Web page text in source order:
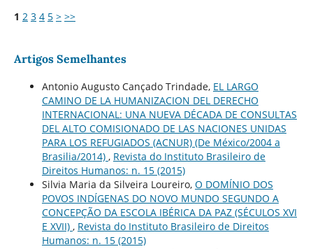
1 2 3 4 5 > >>
Artigos Semelhantes
Antonio Augusto Cançado Trindade, EL LARGO
CAMINO DE LA HUMANIZACION DEL DERECHO
INTERNACIONAL: UNA NUEVA DÉCADA DE CONSULTAS
DEL ALTO COMISIONADO DE LAS NACIONES UNIDAS
PARA LOS REFUGIADOS (ACNUR) (De México/2004 a
Brasilia/2014) , Revista do Instituto Brasileiro de
Direitos Humanos: n. 15 (2015)
Silvia Maria da Silveira Loureiro, O DOMÍNIO DOS
POVOS INDÍGENAS DO NOVO MUNDO SEGUNDO A
CONCEPÇÃO DA ESCOLA IBÉRICA DA PAZ (SÉCULOS XVI
E XVII) , Revista do Instituto Brasileiro de Direitos
Humanos: n. 15 (2015)